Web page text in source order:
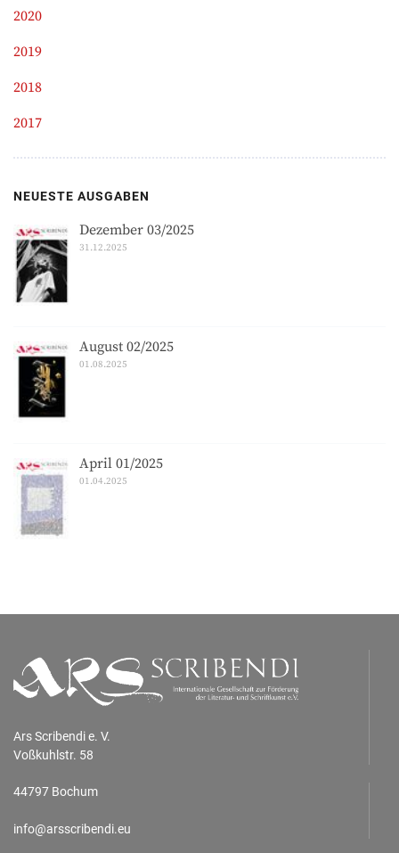
2020
2019
2018
2017
NEUESTE AUSGABEN
Dezember 03/2025
31.12.2025
August 02/2025
01.08.2025
April 01/2025
01.04.2025
Ars Scribendi e. V.
Voßkuhlstr. 58
44797 Bochum
info@arsscribendi.eu